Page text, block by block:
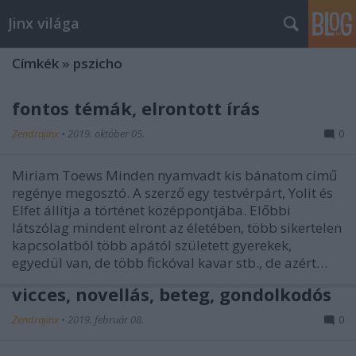
Jinx világa
Címkék » pszicho
fontos témák, elrontott írás
Zendrajinx • 2019. október 05. 0
Miriam Toews Minden nyamvadt kis bánatom című
regénye megosztó. A szerző egy testvérpárt, Yolit és
Elfet állítja a történet középpontjába. Előbbi
látszólag mindent elront az életében, több sikertelen
kapcsolatból több apától született gyerekek,
egyedül van, de több fickóval kavar stb., de azért…
vicces, novellás, beteg, gondolkodós
Zendrajinx • 2019. február 08. 0